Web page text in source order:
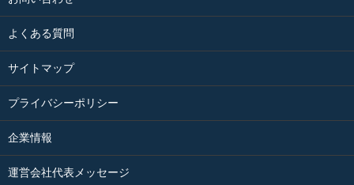
よくある質問
サイトマップ
プライバシーポリシー
企業情報
運営会社代表メッセージ